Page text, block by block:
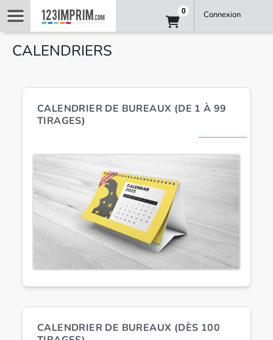
0 Connexion
CALENDRIERS
CALENDRIER DE BUREAUX (DE 1 À 99
TIRAGES)
CALENDRIER DE BUREAUX (DÈS 100